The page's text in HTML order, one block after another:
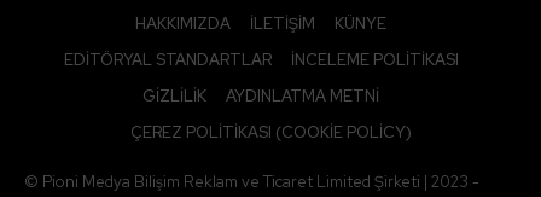
HAKKIMIZDA İLETIŞIM
KÜNYE
EDITÖRYAL STANDARTLAR
İNCELEME POLITIKASI
GIZLILIK
AYDINLATMA METNI
ÇEREZ POLITIKASI (COOKIE POLICY)
© Pioni Medya Bilişim Reklam ve Ticaret Limited Şirketi | 2023 -